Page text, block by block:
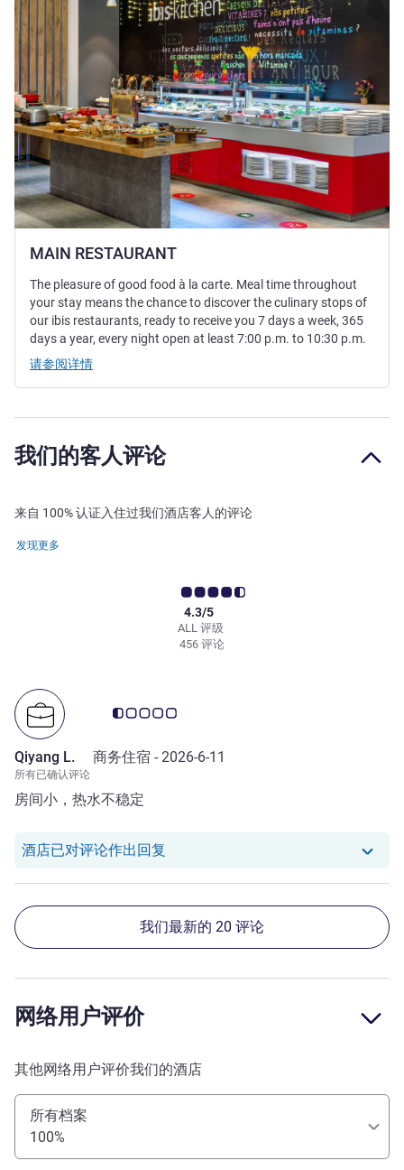
MAIN RESTAURANT
The pleasure of good food à la carte. Meal time throughout
your stay means the chance to discover the culinary stops of
our ibis restaurants, ready to receive you 7 days a week, 365
days a year, every night open at least 7:00 p.m. to 10:30 p.m.
请参阅详情
我们的客人评论
来自 100% 认证入住过我们酒店客人的评论
发现更多
ALL 评级
4.3/5
456 评论
客户意见评级 0.5/5
Qiyang L. 商务住宿 - 2026-6-11
所有已确认评论
房间小，热水不稳定
酒店已对评论作出回复 我们酒店已对 Qiyang L. 的评论作出
我们最新的 20 评论
网络用户评价
其他网络用户评价我们的酒店
所有档案
100%